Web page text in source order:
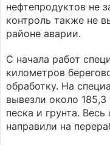
нефтепродуктов не
контроль также не
районе аварии.
С начала работ
километров
обработку. На
вывезли около 185,3
песка и грунта.
направили на